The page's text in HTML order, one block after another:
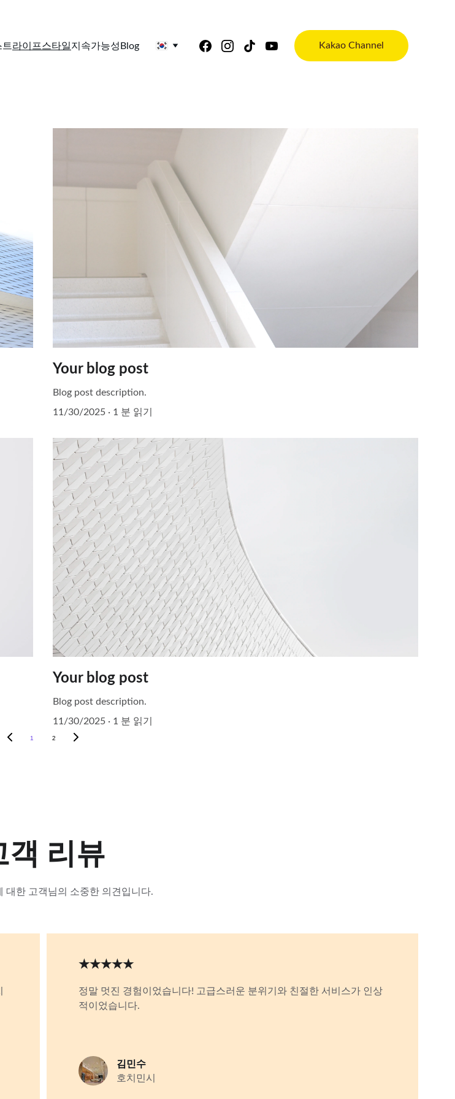
트라이프스타일지속가능성Blog Kakao Channel
Your blog post
Blog post description.
11/30/2025
1 분 읽기
Your blog post
Blog post description.
11/30/2025
1 분 읽기
1 2
객 리뷰
대한 고객님의 소중한 의견입니다.
정말 멋진 경험이었습니다! 고급스러운 분위기와 친절한 서비스가 인상
적이었습니다.
김민수
호치민시
★★★★★